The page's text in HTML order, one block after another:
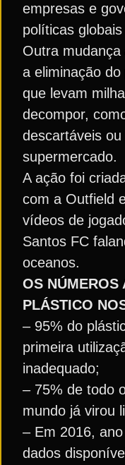
empresas e
políticas
Outra
a eliminação
que levam
decompor,
descartáveis
supermercado.
A ação foi
com a Outfield
vídeos de
Santos FC
oceanos.
OS NÚMEROS
PLÁSTICO
– 95% do
primeira
inadequado;
– 75% de todo
mundo já virou
– Em 2016,
dados